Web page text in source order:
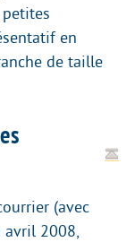
en
de taille
(avec
avril 2008,